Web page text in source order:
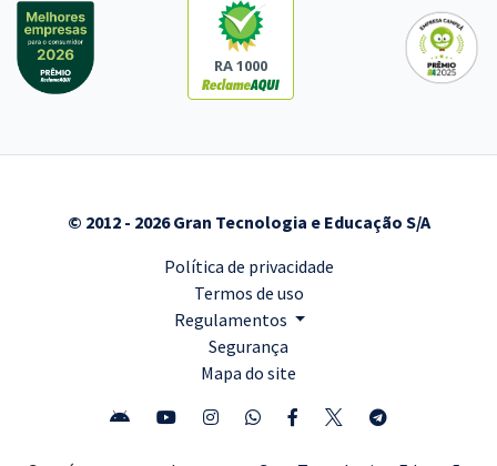
RA 1000
© 2012 - 2026 Gran Tecnologia e Educação S/A
Política de privacidade
Termos de uso
Regulamentos
Segurança
Mapa do site